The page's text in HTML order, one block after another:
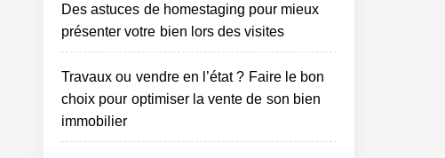
Des astuces de homestaging pour mieux
présenter votre bien lors des visites
Travaux ou vendre en l’état ? Faire le bon
choix pour optimiser la vente de son bien
immobilier